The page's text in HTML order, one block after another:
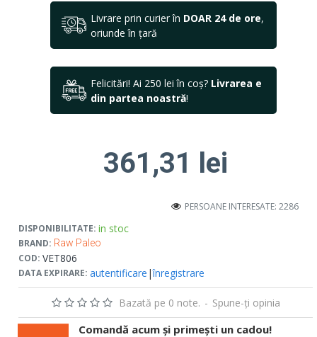
Livrare prin curier în DOAR 24 de ore,
oriunde în țară
Felicitări! Ai 250 lei în coș? Livrarea e
din partea noastră!
DISPONIBILITATE: in stoc
BRAND: Raw Paleo
COD: VET806
DATA EXPIRARE: autentificare |înregistrare
PERSOANE INTERESATE: 2286
Bazată pe 0 note. - Spune-ţi opinia
361,31 lei
Comandă acum și primești un cadou!